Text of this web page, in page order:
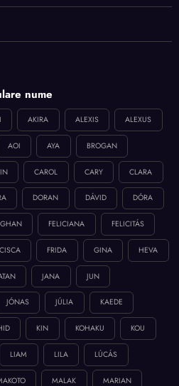
nume
AKIRA ALEXIS ALEXUS
AOI AYA BROGAN
CAROL CARY CLARA
DORAN DÁVID DÓRA
FELICIANA FELICITÁS
FRIDA GINA HEVA
JANA JUN
JÓNAS JÚLIA KAEDE
KIN KOHAKU KOU
LIAM LILA LÚCÁS
MALAK MARIAN